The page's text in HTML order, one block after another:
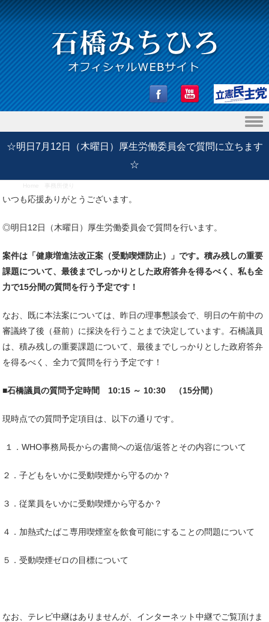
Skip to content
☆明日7月12日（木曜日）厚生労働委員会で質問に立ちます
☆
いつも応援ありがとうございます。
◎明日12日（木曜日）厚生労働委員会で質問を行います。
案件は「健康増進法改正案（受動喫煙防止）」です。積み残しの重要
課題について、最後までしっかりとした政府答弁を得るべく、私も全
力で15分間の質問を行う予定です！
なお、既に本法案については、昨日の理事懇談会で、明日の午前中の
審議終了後（昼前）に採決を行うことまで決定しています。石橋議員
は、積み残しの重要課題について、最後までしっかりとした政府答弁
を得るべく、全力で質問を行う予定です！
■石橋議員の質問予定時間 10:15 ～ 10:30 （15分間）
現時点での質問予定項目は、以下の通りです。
１．WHO事務局長からの書簡への返信/返答とその内容について
２．子どもをいかに受動喫煙から守るのか？
３．従業員をいかに受動喫煙から守るか？
４．加熱式たばこ専用喫煙室を飲食可能にすることの問題について
５．受動喫煙ゼロの目標について
なお、テレビ中継はありませんが、インターネット中継でご覧頂けま